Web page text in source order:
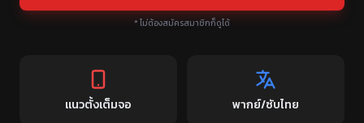
* ไม่ต้องสมัครสมาชิกก็ดูได้
แนวตั้งเต็มจอ พากย์/ซับไทย